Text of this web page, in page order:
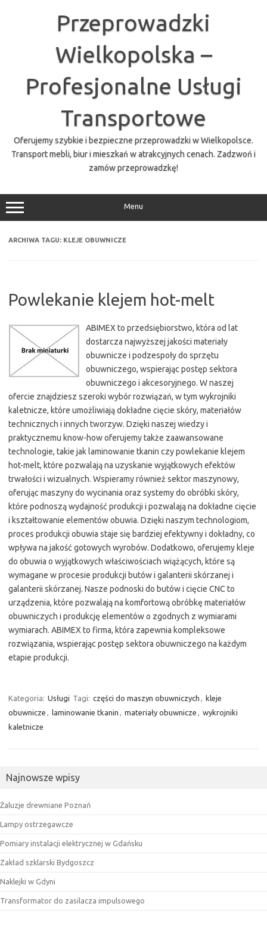
Przeprowadzki
Wielkopolska –
Profesjonalne Usługi
Transportowe
Oferujemy szybkie i bezpieczne przeprowadzki w Wielkopolsce.
Transport mebli, biur i mieszkań w atrakcyjnych cenach. Zadzwoń i
zamów przeprowadzkę!
Menu
ARCHIWA TAGU: KLEJE OBUWNICZE
Powlekanie klejem hot-melt
ABIMEX to przedsiębiorstwo, która od lat
dostarcza najwyższej jakości materiały
obuwnicze i podzespoły do sprzętu
obuwniczego, wspierając postęp sektora
obuwniczego i akcesoryjnego. W naszej
ofercie znajdziesz szeroki wybór rozwiązań, w tym wykrojniki
kaletnicze, które umożliwiają dokładne cięcie skóry, materiałów
technicznych i innych tworzyw. Dzięki naszej wiedzy i
praktycznemu know-how oferujemy także zaawansowane
technologie, takie jak laminowanie tkanin czy powlekanie klejem
hot-melt, które pozwalają na uzyskanie wyjątkowych efektów
trwałości i wizualnych. Wspieramy również sektor maszynowy,
oferując maszyny do wycinania oraz systemy do obróbki skóry,
które podnoszą wydajność produkcji i pozwalają na dokładne cięcie
i kształtowanie elementów obuwia. Dzięki naszym technologiom,
proces produkcji obuwia staje się bardziej efektywny i dokładny, co
wpływa na jakość gotowych wyrobów. Dodatkowo, oferujemy kleje
do obuwia o wyjątkowych właściwościach wiążących, które są
wymagane w procesie produkcji butów i galanterii skórzanej i
galanterii skórzanej. Nasze podnoski do butów i cięcie CNC to
urządzenia, które pozwalają na komfortową obróbkę materiałów
obuwniczych i produkcję elementów o zgodnych z wymiarami
wymiarach. ABIMEX to firma, która zapewnia kompleksowe
rozwiązania, wspierając postęp sektora obuwniczego na każdym
etapie produkcji.
Kategoria: Usługi Tagi: części do maszyn obuwniczych , kleje
obuwnicze , laminowanie tkanin , materiały obuwnicze , wykrojniki
kaletnicze
Najnowsze wpisy
Żaluzje drewniane Poznań
Lampy ostrzegawcze
Pomiary instalacji elektrycznej w Gdańsku
Zakład szklarski Bydgoszcz
Naklejki w Gdyni
Transformator do zasilacza impulsowego